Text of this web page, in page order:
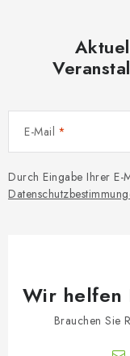
E-Mail
Durch Eingabe Ihrer E-
Wir helfen
Brauchen Sie